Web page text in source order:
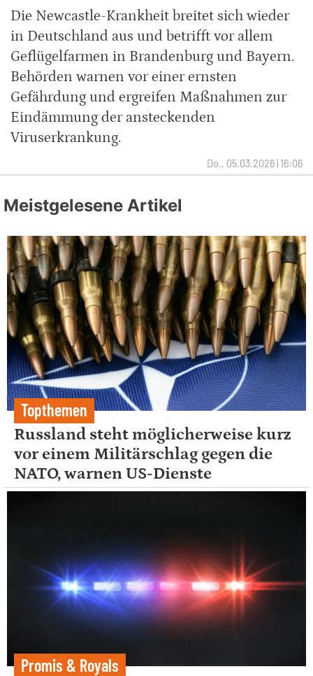
Die Newcastle-Krankheit breitet sich wieder
in Deutschland aus und betrifft vor allem
Geflügelfarmen in Brandenburg und Bayern.
Behörden warnen vor einer ernsten
Gefährdung und ergreifen Maßnahmen zur
Eindämmung der ansteckenden
Viruserkrankung.
Do., 05.03.2026 | 16:06
Meistgelesene Artikel
Topthemen
Russland steht möglicherweise kurz
vor einem Militärschlag gegen die
NATO, warnen US-Dienste
Promis & Royals